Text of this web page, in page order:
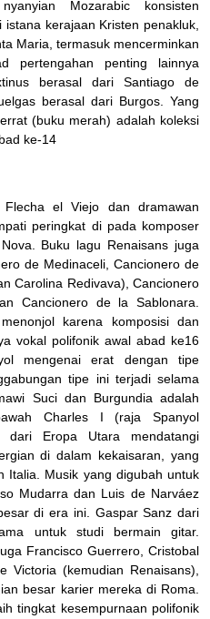
Mozarabic konsisten
kerajaan Kristen penakluk,
Maria, termasuk mencerminkan
pertengahan penting lainnya
berasal dari Santiago de
berasal dari Burgos. Yang
(buku merah) adalah koleksi
ke-14
el Viejo dan dramawan
peringkat di pada komposer
Buku lagu Renaisans juga
de Medinaceli, Cancionero de
Carolina Redivava), Cancionero
Cancionero de la Sablonara.
karena komposisi dan
vokal polifonik awal abad ke16
mengenai erat dengan tipe
tipe ini terjadi selama
Suci dan Burgundia adalah
Charles I (raja Spanyol
dari Eropa Utara mendatangi
di dalam kekaisaran, yang
Italia. Musik yang digubah untuk
Mudarra dan Luis de Narváez
di era ini. Gaspar Sanz dari
untuk studi bermain gitar.
Francisco Guerrero, Cristobal
Victoria (kemudian Renaisans),
besar karier mereka di Roma.
tingkat kesempurnaan polifonik